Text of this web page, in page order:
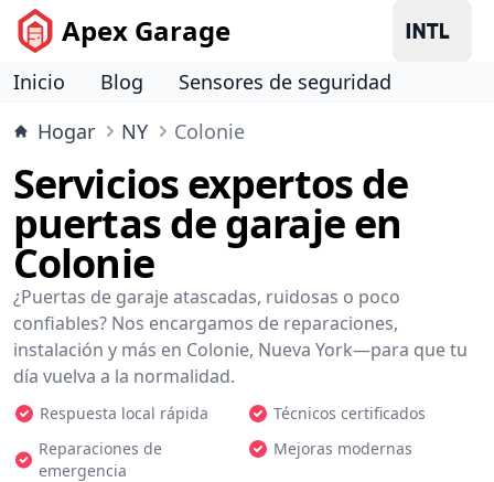
Apex Garage
Inicio Blog
Sensores de seguridad
Hogar
NY Colonie
Servicios expertos de
puertas de garaje en
Colonie
¿Puertas de garaje atascadas, ruidosas o poco
confiables? Nos encargamos de reparaciones,
instalación y más en Colonie, Nueva York—para que tu
día vuelva a la normalidad.
Respuesta local rápida
Técnicos certificados
Reparaciones de
emergencia
Mejoras modernas